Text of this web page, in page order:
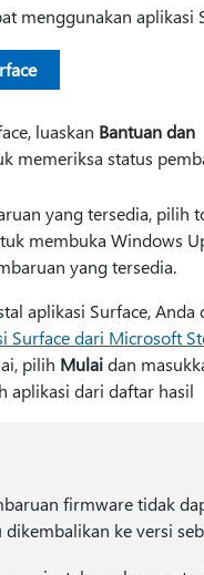
menggunakan aplikasi
luaskan Bantuan dan
memeriksa status
yang tersedia, pilih
membuka Windows
yang tersedia.
aplikasi Surface, Anda
Surface dari Microsoft
pilih Mulaidan
aplikasi dari daftar hasil
firmware tidak
dikembalikan ke versi